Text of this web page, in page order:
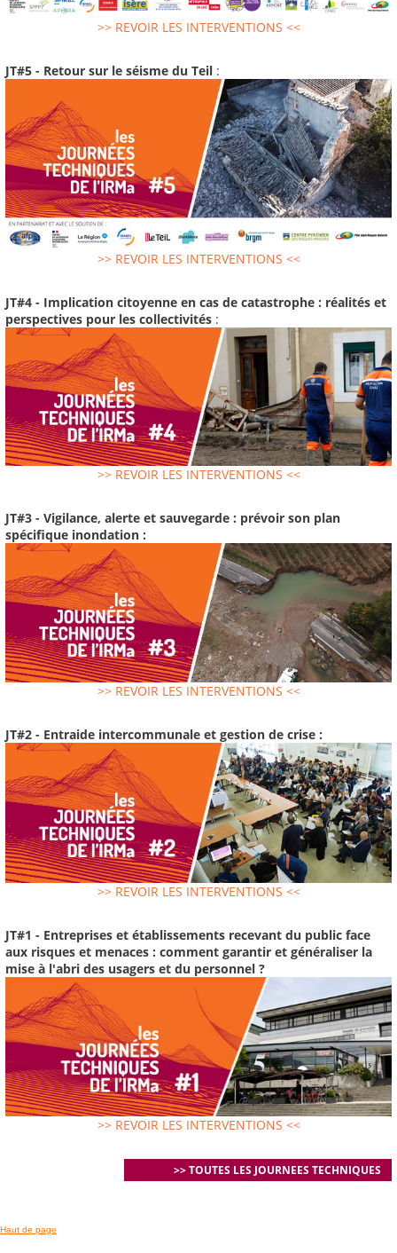
>> REVOIR LES INTERVENTIONS <<
JT#5 - Retour sur le séisme du Teil :
>> REVOIR LES INTERVENTIONS <<
JT#4 - Implication citoyenne en cas de catastrophe : réalités et
perspectives pour les collectivités :
>> REVOIR LES INTERVENTIONS <<
JT#3 - Vigilance, alerte et sauvegarde : prévoir son plan
spécifique inondation :
>> REVOIR LES INTERVENTIONS <<
JT#2 - Entraide intercommunale et gestion de crise :
>> REVOIR LES INTERVENTIONS <<
JT#1 - Entreprises et établissements recevant du public face
aux risques et menaces : comment garantir et généraliser la
mise à l'abri des usagers et du personnel ?
>> REVOIR LES INTERVENTIONS <<
>> TOUTES LES JOURNEES TECHNIQUES
Haut de page